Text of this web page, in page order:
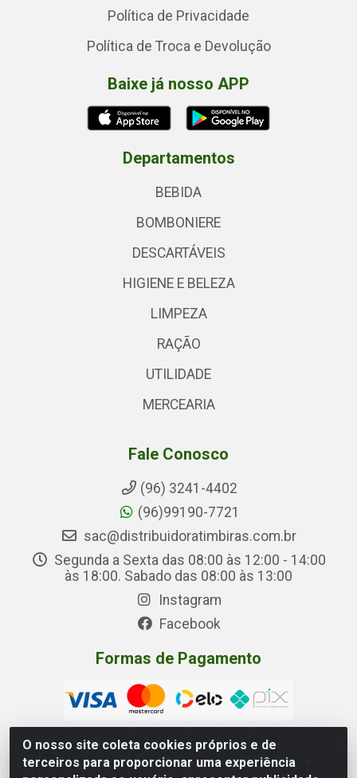
O nosso site coleta cookies próprios e de
terceiros para proporcionar uma experiência
Política de Privacidade
Política de Troca e Devolução
Baixe já nosso APP
Departamentos
BEBIDA
BOMBONIERE
DESCARTÁVEIS
HIGIENE E BELEZA
LIMPEZA
RAÇÃO
UTILIDADE
MERCEARIA
Fale Conosco
(96) 3241-4402
(96)99190-7721
sac@distribuidoratimbiras.com.br
Segunda a Sexta das 08:00 às 12:00 - 14:00
às 18:00. Sabado das 08:00 às 13:00
Instagram
Facebook
Formas de Pagamento
Distribuidora Timbiras - Rua Manoel Eudóxio Pereira,